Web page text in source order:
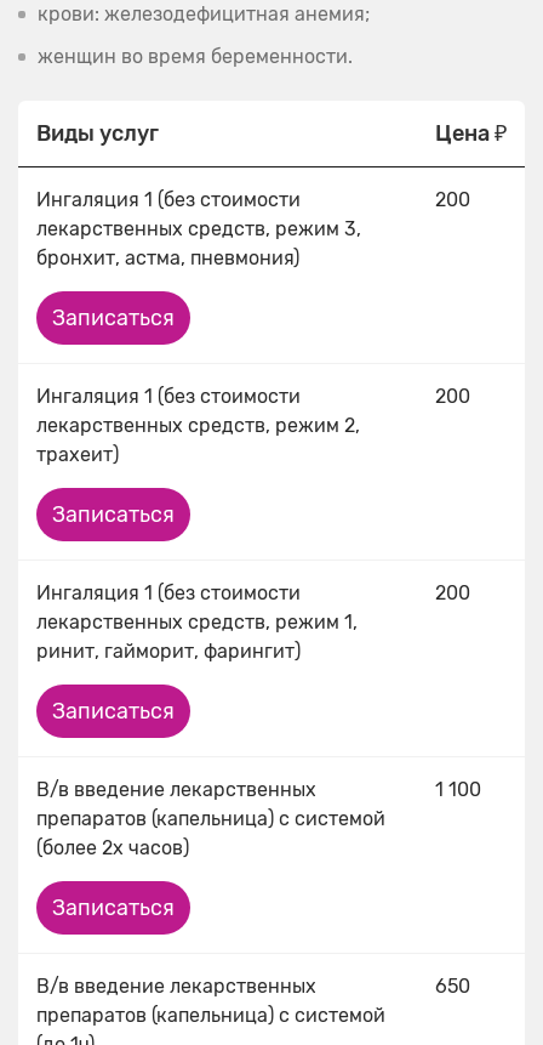
крови: железодефицитная анемия;
женщин во время беременности.
Виды услуг Цена ₽
Ингаляция 1 (без стоимости
лекарственных средств, режим 3,
бронхит, астма, пневмония)
200
Записаться
Ингаляция 1 (без стоимости
лекарственных средств, режим 2,
трахеит)
200
Записаться
Ингаляция 1 (без стоимости
лекарственных средств, режим 1,
ринит, гайморит, фарингит)
200
Записаться
В/в введение лекарственных
препаратов (капельница) с системой
(более 2х часов)
1 100
Записаться
В/в введение лекарственных
препаратов (капельница) с системой
650